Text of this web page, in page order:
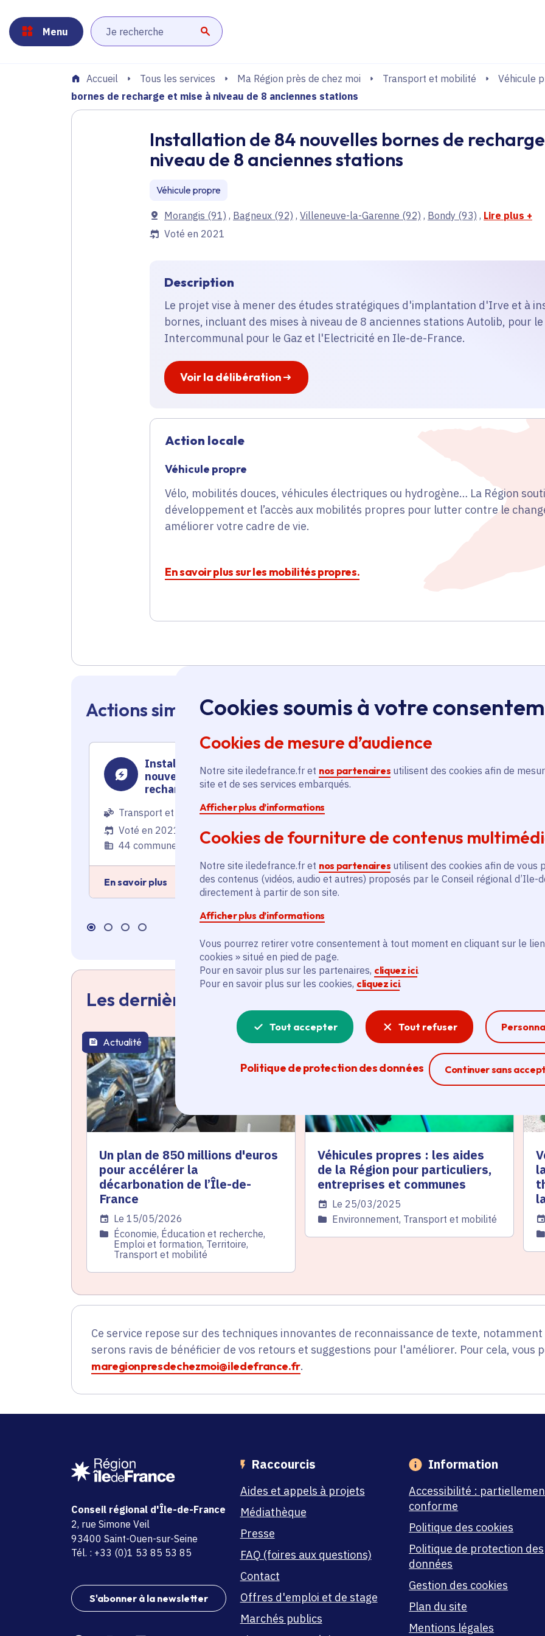
Cookies soumis à votre
Cookies de mesure d’audience
Notre site iledefrance.fr et nos partenaires utilisent des cookies afin de
site et de ses services embarqués.
Afficher plus d’informations
Cookies de fourniture de contenus
Notre site iledefrance.fr et nos partenaires utilisent des cookies afin de vous
des contenus (vidéos, audio et autres) proposés par le Conseil régional d’Ile-
directement à partir de son site.
Afficher plus d’informations
Vous pourrez retirer votre consentement à tout moment en cliquant sur le
cookies » situé en pied de page.
Pour en savoir plus sur les partenaires, cliquez ici.
Pour en savoir plus sur les cookies, cliquez ici.
Tout accepter Tout refuser
Politique de protection des données Continuer sans
Ferme la
Menu
Lancer la recherche
Accueil Tous les services Ma Région près de chez moi Transport et mobilité Véhicule
bornes de recharge et mise à niveau de 8 anciennes stations
Installation de 84 nouvelles bornes de
niveau de 8 anciennes stations
Véhicule propre
Communes
Morangis (91) , Bagneux (92) , Villeneuve-la-Garenne (92) , Bondy (93) , Lire plus +
Voté en 2021
Description
Le projet vise à mener des études stratégiques d'implantation d'Irve et à
bornes, incluant des mises à niveau de 8 anciennes stations Autolib, pour
Intercommunal pour le Gaz et l'Electricité en Ile-de-France.
Voir la délibération
Action locale
Véhicule propre
Vélo, mobilités douces, véhicules électriques ou hydrogène… La Région
développement et l’accès aux mobilités propres pour lutter contre le
améliorer votre cadre de vie.
En savoir plus sur les mobilités propres.
Actions similaires en Île-de-France
Installation de 47
nouvelles bornes de
recharge et mise à niveau
de 49 bornes existantes
pour les véhicules
électriques
Transport et mobilité
Voté en 2021
44 communes
En savoir plus
Installation de 59
nouvelles bornes de
Voté en 2021
7 communes
En savoir plus
Les dernières actualités
thématique active
Actualité
Un plan de 850 millions d'euros
pour accélérer la
décarbonation de l’Île-de-
France
Date de l'arrêté
Le 15/05/2026
Catégorie
Économie, Éducation et recherche,
Emploi et formation, Territoire,
Transport et mobilité
thématique active
Actualité
Véhicules propres : les aides
de la Région pour particuliers,
entreprises et communes
Date de l'arrêté
Le 25/03/2025
Catégorie
Environnement, Transport et mobilité
Ce service repose sur des techniques innovantes de reconnaissance de texte,
serons ravis de bénéficier de vos retours et suggestions pour l'améliorer. Pour cela, vous
maregionpresdechezmoi@iledefrance.fr.
Conseil régional d'Île-de-France
adresse
2, rue Simone Veil
code postal et commune
93400 Saint-Ouen-sur-Seine
Tél. : +33 (0)1 53 85 53 85
S'abonner à la newsletter
Raccourcis
Aides et appels à projets
Médiathèque
Presse
FAQ (foires aux questions)
Contact
Offres d'emploi et de stage
Marchés publics
Information
Accessibilité :
conforme
Politique des cookies
Politique de protection des
données
Gestion des cookies
Plan du site
Mentions légales